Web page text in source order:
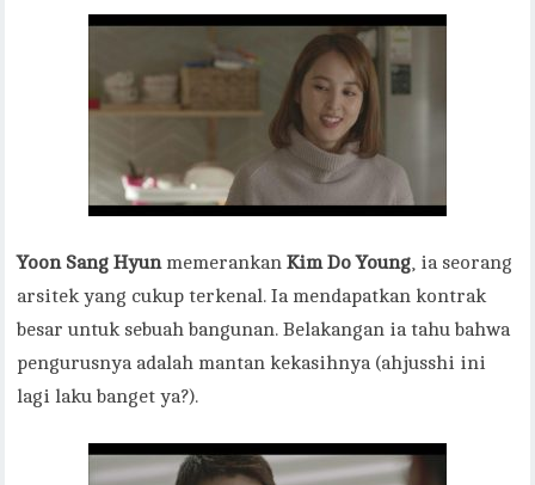
Yoon Sang HyunmemerankanKim Do Young, ia seorang
arsitek yang cukup terkenal. Ia mendapatkan kontrak
besar untuk sebuah bangunan. Belakangan ia tahu bahwa
pengurusnya adalah mantan kekasihnya (ahjusshi ini
lagi laku banget ya?).